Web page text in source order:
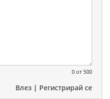
0 от 500
Влез | Регистрирай се